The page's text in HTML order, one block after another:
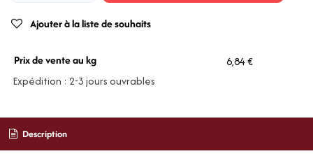
Ajouter à la liste de souhaits
Prix de vente au kg
6,84 €
Expédition : 2-3 jours ouvrables
Description